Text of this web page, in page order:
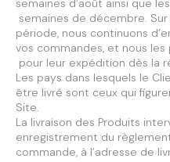
semaines d’août ainsi que
semaines de décembre.
période, nous continuons
vos commandes, et nous les
pour leur expédition dès la
Les pays dans lesquels le
être livré sont ceux qui
Site.
La livraison des Produits
enregistrement du
commande, à l’adresse de